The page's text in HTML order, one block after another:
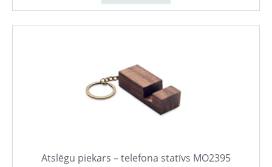
Atslēgu piekars – telefona statīvs MO2395